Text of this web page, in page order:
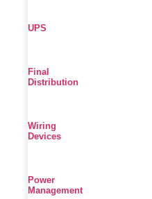
UPS
Final
Distribution
Wiring
Devices
Power
Management